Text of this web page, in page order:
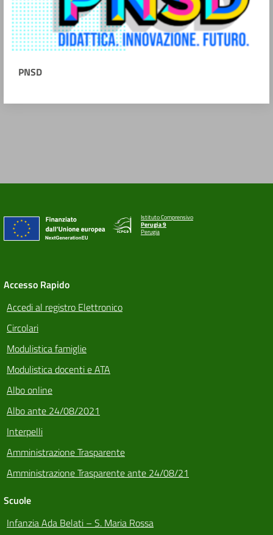
PNSD
Istituto Comprensivo
Perugia 9
Perugia
Accesso Rapido
Accedi al registro Elettronico
Circolari
Modulistica famiglie
Modulistica docenti e ATA
Albo online
Albo ante 24/08/2021
Interpelli
Amministrazione Trasparente
Amministrazione Trasparente ante 24/08/21
Scuole
Infanzia Ada Belati – S. Maria Rossa